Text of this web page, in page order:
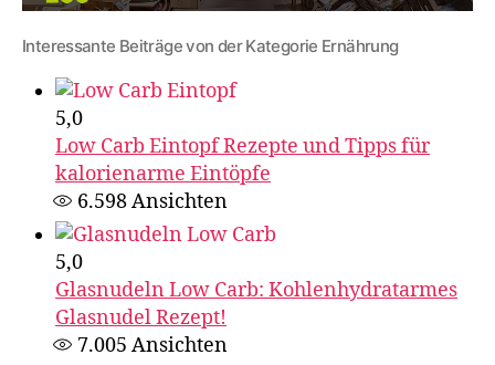
Interessante Beiträge von der Kategorie Ernährung
5,0
Low Carb Eintopf Rezepte und Tipps für
kalorienarme Eintöpfe
6.598Ansichten
5,0
Glasnudeln Low Carb: Kohlenhydratarmes
Glasnudel Rezept!
7.005 Ansichten